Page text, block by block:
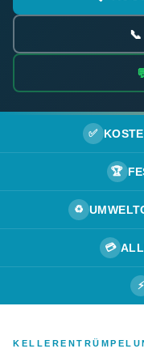
✅
🏆
♻️
💳
⚡